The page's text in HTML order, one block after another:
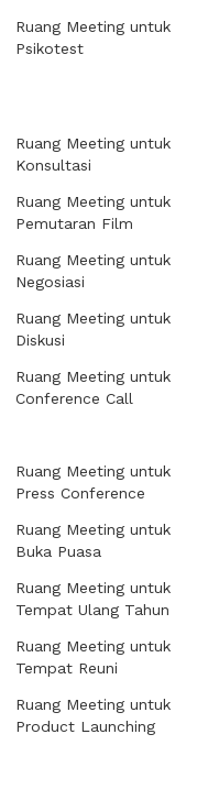
Ruang Meeting untuk
Psikotest
Ruang Meeting untuk
Konsultasi
Ruang Meeting untuk
Pemutaran Film
Ruang Meeting untuk
Negosiasi
Ruang Meeting untuk
Diskusi
Ruang Meeting untuk
Conference Call
Ruang Meeting untuk
Press Conference
Ruang Meeting untuk
Buka Puasa
Ruang Meeting untuk
Tempat Ulang Tahun
Ruang Meeting untuk
Tempat Reuni
Ruang Meeting untuk
Product Launching